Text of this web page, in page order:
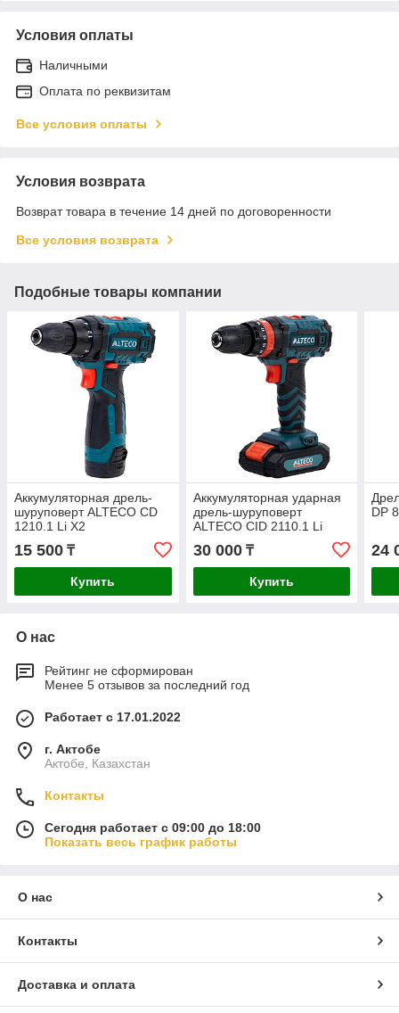
Условия оплаты
Наличными
Оплата по реквизитам
Все условия оплаты
Условия возврата
Возврат товара в течение 14 дней по договоренности
Все условия возврата
Подобные товары компании
Аккумуляторная дрель-
шуруповерт ALTECO CD
1210.1 Li X2
15 500 ₸
Купить
Аккумуляторная ударная
дрель-шуруповерт
ALTECO CID 2110.1 Li
30 000₸
Купить
DP
24
О нас
Рейтинг не сформирован
Менее 5 отзывов за последний год
Работает с 17.01.2022
г. Актобе
Актобе, Казахстан
Контакты
Сегодня работает с 09:00 до 18:00
Показать весь график работы
О нас
Контакты
Доставка и оплата